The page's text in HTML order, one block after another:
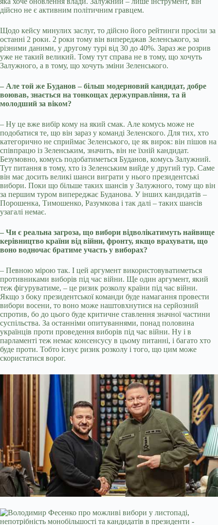
дійсно не є активним політичним гравцем.
Щодо кейсу минулих заслуг, то дійсно його рейтинги просіли за
останні 2 роки. 2 роки тому він випереджав Зеленського, за
різними даними, у другому турі від 30 до 40%. Зараз же розрив
уже не такий великий. Тому тут справа не в тому, що хочуть
Залужного, а в тому, що хочуть зміни Зеленського.
– Але той же Буданов – більш модерновий кандидат, добре
воював, знається на тонкощах держуправління, та й
молодший за віком?
– Ну це вже вибір кому на який смак. Але комусь може не
подобатися те, що він зараз у команді Зеленского. Для тих, хто
категорично не сприймає Зеленського, це як вирок: він пішов на
співпрацю із Зеленським, значить, він не їхній кандидат.
Безумовно, комусь подобатиметься Буданов, комусь Залужний.
Тут питання в тому, хто із Зеленським вийде у другий тур. Саме
він має досить великі шанси виграти у нього президентські
вибори. Поки що більше таких шансів у Залужного, тому що він
за першим туром випереджає Буданова. У інших кандидатів –
Порошенка, Тимошенко, Разумкова і так далі – таких шансів
узагалі немає.
– Чи є реальна загроза, що вибори відволікатимуть найвище
керівництво країни від війни, фронту, якщо врахувати, що
воно водночас братиме участь у виборах?
– Певною мірою так. І цей аргумент використовуватиметься
противниками виборів під час війни. Ще один аргумент, який
теж фігуруватиме, – це ризик розколу країни під час війни.
Якщо з боку президентської команди буде намагання провести
вибори восени, то воно може наштовхнутися на серйозний
спротив, бо до цього буде критичне ставлення значної частини
суспільства. За останніми опитуваннями, понад половина
українців проти проведення виборів під час війни. Ну і в
парламенті теж немає консенсусу в цьому питанні, і багато хто
буде проти. Тобто існує ризик розколу і того, що цим може
скористатися ворог.